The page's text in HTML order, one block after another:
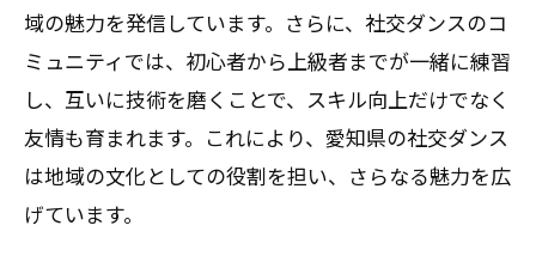
域の魅力を発信しています。さらに、社交ダンスのコ
ミュニティでは、初心者から上級者までが一緒に練習
し、互いに技術を磨くことで、スキル向上だけでなく
友情も育まれます。これにより、愛知県の社交ダンス
は地域の文化としての役割を担い、さらなる魅力を広
げています。